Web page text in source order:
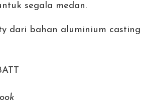
segala medan.
dari bahan aluminium casting